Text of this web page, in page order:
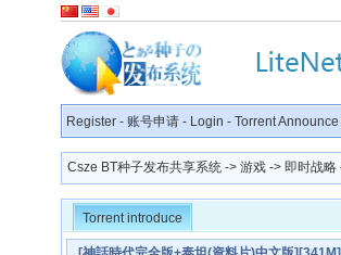
Register - 账号申请 - Login - Torrent Announce
Csze BT种子发布共享系统 -> 游戏 -> 即时战略
Torrent introduce